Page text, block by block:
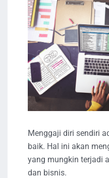
Menggaji diri sendiri
baik. Hal ini akan
yang mungkin terjadi
dan bisnis.